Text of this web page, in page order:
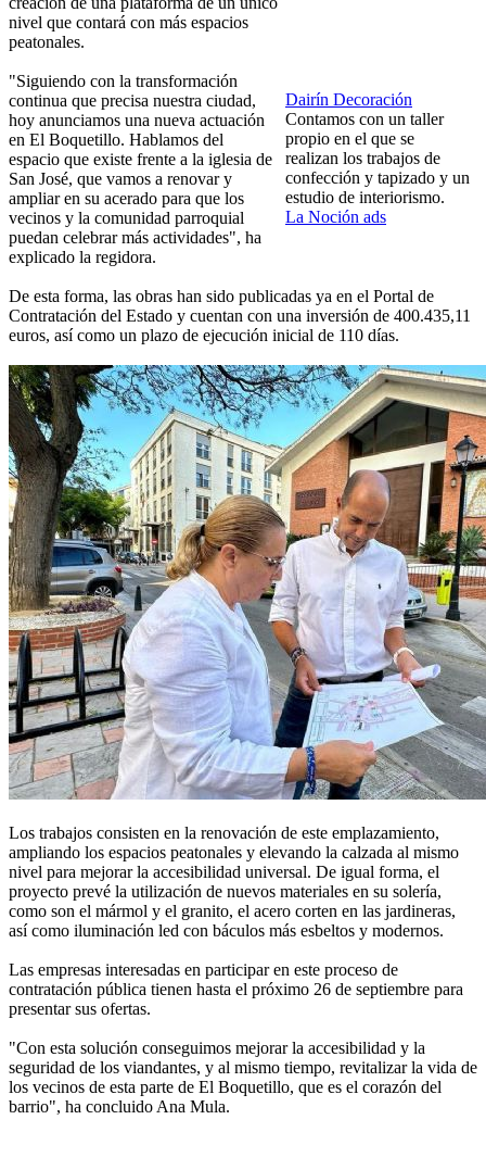
Dairín Decoración
Contamos con un taller
propio en el que se
realizan los trabajos de
confección y tapizado y un
estudio de interiorismo.
La Noción ads
nivel que contará con más espacios
peatonales.
"Siguiendo con la transformación
continua que precisa nuestra ciudad,
hoy anunciamos una nueva actuación
en El Boquetillo. Hablamos del
espacio que existe frente a la iglesia de
San José, que vamos a renovar y
ampliar en su acerado para que los
vecinos y la comunidad parroquial
puedan celebrar más actividades", ha
explicado la regidora.
De esta forma, las obras han sido publicadas ya en el Portal de
Contratación del Estado y cuentan con una inversión de 400.435,11
euros, así como un plazo de ejecución inicial de 110 días.
Los trabajos consisten en la renovación de este emplazamiento,
ampliando los espacios peatonales y elevando la calzada al mismo
nivel para mejorar la accesibilidad universal. De igual forma, el
proyecto prevé la utilización de nuevos materiales en su solería,
como son el mármol y el granito, el acero corten en las jardineras,
así como iluminación led con báculos más esbeltos y modernos.
Las empresas interesadas en participar en este proceso de
contratación pública tienen hasta el próximo 26 de septiembre para
presentar sus ofertas.
"Con esta solución conseguimos mejorar la accesibilidad y la
seguridad de los viandantes, y al mismo tiempo, revitalizar la vida de
los vecinos de esta parte de El Boquetillo, que es el corazón del
barrio", ha concluido Ana Mula.